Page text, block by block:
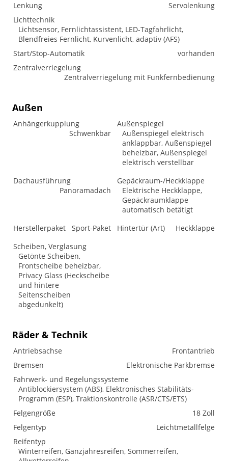
Lenkung
Servolenkung
Lichttechnik
Lichtsensor, Fernlichtassistent, LED-Tagfahrlicht,
Blendfreies Fernlicht, Kurvenlicht, adaptiv (AFS)
Start/Stop-Automatik
vorhanden
Zentralverriegelung
Zentralverriegelung mit Funkfernbedienung
Außen
Anhängerkupplung
Schwenkbar
Außenspiegel
Außenspiegel elektrisch
anklappbar, Außenspiegel
beheizbar, Außenspiegel
elektrisch verstellbar
Dachausführung
Panoramadach
Gepäckraum-/Heckklappe
Elektrische Heckklappe,
Gepäckraumklappe
automatisch betätigt
Herstellerpaket
Sport-Paket Hintertür (Art)
Heckklappe
Scheiben, Verglasung
Getönte Scheiben,
Frontscheibe beheizbar,
Privacy Glass (Heckscheibe
und hintere
Seitenscheiben
abgedunkelt)
Räder & Technik
Antriebsachse
Frontantrieb
Bremsen
Elektronische Parkbremse
Fahrwerk- und Regelungssysteme
Antiblockiersystem (ABS), Elektronisches Stabilitäts-
Programm (ESP), Traktionskontrolle (ASR/CTS/ETS)
Felgengröße
18 Zoll
Felgentyp
Leichtmetallfelge
Reifentyp
Winterreifen, Ganzjahresreifen, Sommerreifen,